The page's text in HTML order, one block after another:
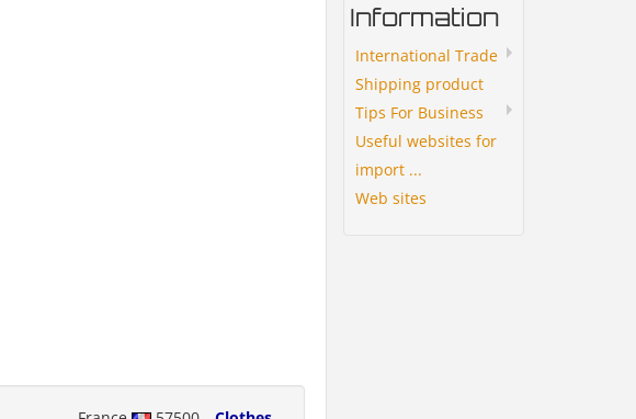
Information
International Trade
Shipping product
Tips For Business
Useful websites for
import ...
Web sites